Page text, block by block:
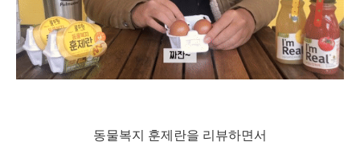
동물복지 훈제란을 리뷰하면서